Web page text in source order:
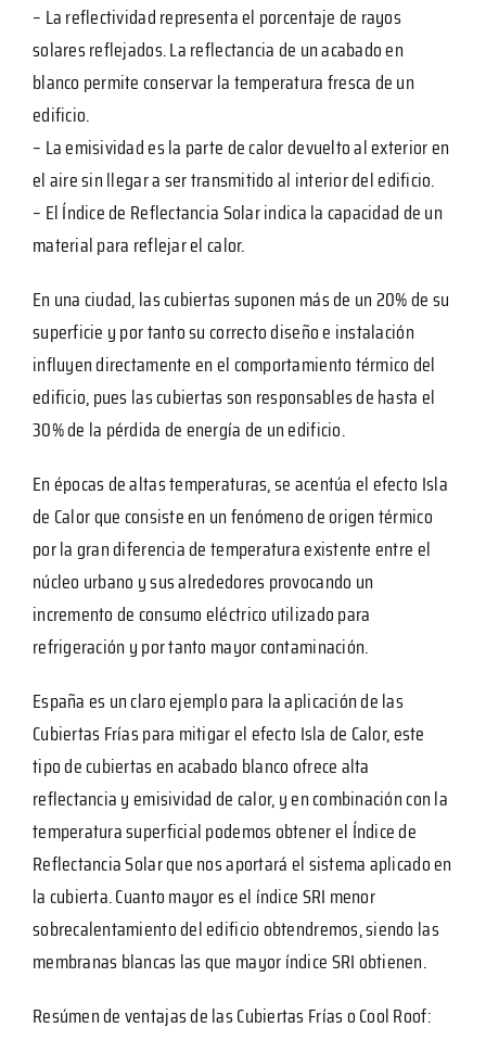
– La reflectividad representa el porcentaje de rayos
solares reflejados. La reflectancia de un acabado en
blanco permite conservar la temperatura fresca de un
edificio.
– La emisividad es la parte de calor devuelto al exterior en
el aire sin llegar a ser transmitido al interior del edificio.
– El Índice de Reflectancia Solar indica la capacidad de un
material para reflejar el calor.
En una ciudad, las cubiertas suponen más de un 20% de su
superficie y por tanto su correcto diseño e instalación
influyen directamente en el comportamiento térmico del
edificio, pues las cubiertas son responsables de hasta el
30% de la pérdida de energía de un edificio.
En épocas de altas temperaturas, se acentúa el efecto Isla
de Calor que consiste en un fenómeno de origen térmico
por la gran diferencia de temperatura existente entre el
núcleo urbano y sus alrededores provocando un
incremento de consumo eléctrico utilizado para
refrigeración y por tanto mayor contaminación.
España es un claro ejemplo para la aplicación de las
Cubiertas Frías para mitigar el efecto Isla de Calor, este
tipo de cubiertas en acabado blanco ofrece alta
reflectancia y emisividad de calor, y en combinación con la
temperatura superficial podemos obtener el Índice de
Reflectancia Solar que nos aportará el sistema aplicado en
la cubierta. Cuanto mayor es el índice SRI menor
sobrecalentamiento del edificio obtendremos, siendo las
membranas blancas las que mayor índice SRI obtienen.
Resúmen de ventajas de las Cubiertas Frías o Cool Roof: